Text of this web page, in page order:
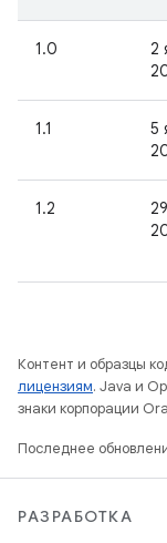
1.0
2
1.1
5
1.2
Контент и образцы
лицензиям. Java и
знаки корпорации
Последнее
РАЗРАБОТКА